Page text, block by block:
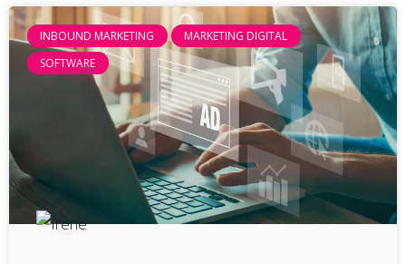
INBOUND MARKETING
MARKETING DIGITAL
SOFTWARE